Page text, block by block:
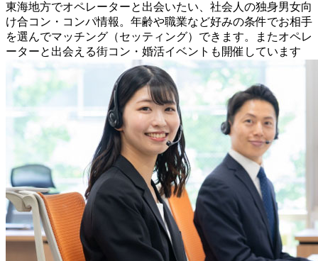
東海地方でオペレーターと出会いたい、社会人の独身男女向
け合コン・コンパ情報。年齢や職業など好みの条件でお相手
を選んでマッチング（セッティング）できます。またオペレ
ーターと出会える街コン・婚活イベントも開催しています